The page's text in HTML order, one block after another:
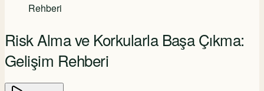
Risk Alma ve Korkularla Başa Çıkma:
Gelişim Rehberi